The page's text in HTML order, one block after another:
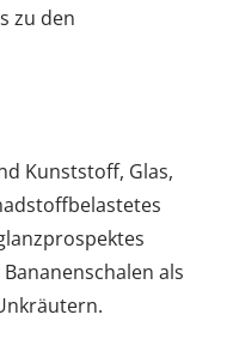
zu den
Kunststoff, Glas,
als